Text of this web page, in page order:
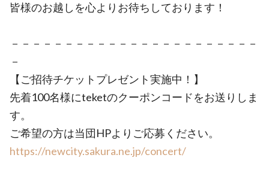
皆様のお越しを心よりお待ちしております！
－－－－－－－－－－－－－－－－－－－－－－－
－
【ご招待チケットプレゼント実施中！】
先着100名様にteketのクーポンコードをお送りしま
す。
ご希望の方は当団HPよりご応募ください。
https://newcity.sakura.ne.jp/concert/